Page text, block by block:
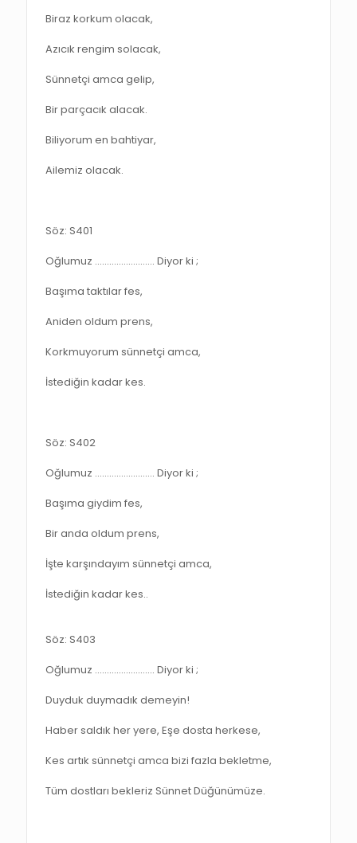
Biraz korkum olacak,
Azıcık rengim solacak,
Sünnetçi amca gelip,
Bir parçacık alacak.
Biliyorum en bahtiyar,
Ailemiz olacak.
Söz: S401
Oğlumuz ……………………. Diyor ki ;
Başıma taktılar fes,
Aniden oldum prens,
Korkmuyorum sünnetçi amca,
İstediğin kadar kes.
Söz: S402
Oğlumuz ……………………. Diyor ki ;
Başıma giydim fes,
Bir anda oldum prens,
İşte karşındayım sünnetçi amca,
İstediğin kadar kes..
Söz: S403
Oğlumuz ……………………. Diyor ki ;
Duyduk duymadık demeyin!
Haber saldık her yere, Eşe dosta herkese,
Kes artık sünnetçi amca bizi fazla bekletme,
Tüm dostları bekleriz Sünnet Düğünümüze.